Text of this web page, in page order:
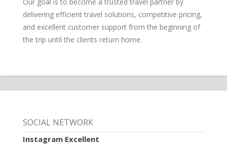
delivering efficient travel solutions, competitive pricing,
and excellent customer support from the beginning of
the trip until the clients return home.
SOCIAL NETWORK
Instagram Excellent